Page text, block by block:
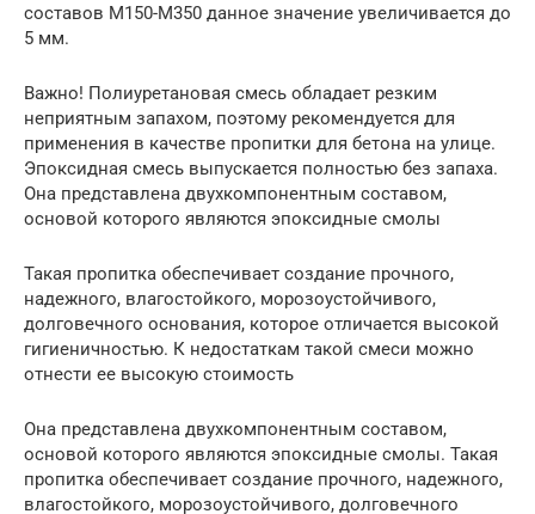
составов М150-М350 данное значение увеличивается до
5 мм.
Важно! Полиуретановая смесь обладает резким
неприятным запахом, поэтому рекомендуется для
применения в качестве пропитки для бетона на улице.
Эпоксидная смесь выпускается полностью без запаха.
Она представлена двухкомпонентным составом,
основой которого являются эпоксидные смолы
Такая пропитка обеспечивает создание прочного,
надежного, влагостойкого, морозоустойчивого,
долговечного основания, которое отличается высокой
гигиеничностью. К недостаткам такой смеси можно
отнести ее высокую стоимость
Она представлена двухкомпонентным составом,
основой которого являются эпоксидные смолы. Такая
пропитка обеспечивает создание прочного, надежного,
влагостойкого, морозоустойчивого, долговечного